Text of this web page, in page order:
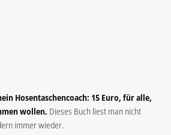
Hosentaschencoach: 15 Euro, für alle,
wollen. Dieses Buch liest man nicht
immer wieder.